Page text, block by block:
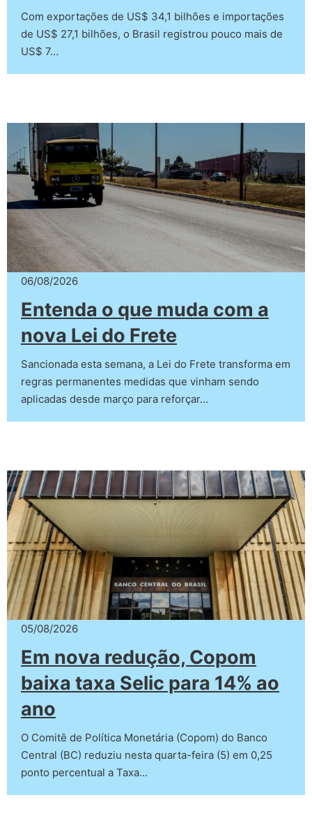
Com exportações de US$ 34,1 bilhões e importações
de US$ 27,1 bilhões, o Brasil registrou pouco mais de
US$ 7…
06/08/2026
Entenda o que muda com a
nova Lei do Frete
Sancionada esta semana, a Lei do Frete transforma em
regras permanentes medidas que vinham sendo
aplicadas desde março para reforçar…
05/08/2026
Em nova redução, Copom
baixa taxa Selic para 14% ao
ano
O Comitê de Política Monetária (Copom) do Banco
Central (BC) reduziu nesta quarta-feira (5) em 0,25
ponto percentual a Taxa…